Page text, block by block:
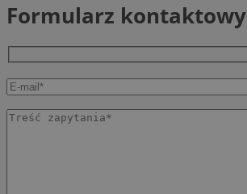
Formularz kontaktowy